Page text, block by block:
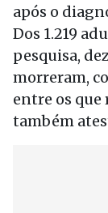
após o
Dos 1.219
pesquisa,
morreram,
entre os que
também